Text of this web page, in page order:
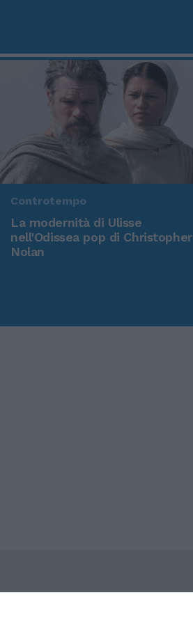
Controtempo
La modernità di Ulisse
nell'Odissea pop di Christopher
Nolan